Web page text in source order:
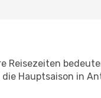
Reisezeiten
Hauptsaison in